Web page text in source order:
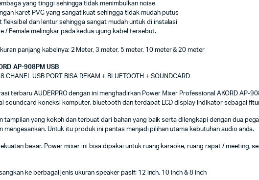
yang tinggi sehingga tidak menimbulkan noise
karet PVC yang sangat kuat sehingga tidak mudah putus
fleksibel dan lentur sehingga sangat mudah untuk di instalasi
/ Female melingkar pada kedua ujung kabel tersebut.
panjang kabelnya: 2 Meter, 3 meter, 5 meter, 10 meter & 20 meter
AP-908PM USB
CHANEL USB PORT BISA REKAM + BLUETOOTH + SOUNDCARD
terbaru AUDERPRO dengan ini menghadirkan Power Mixer Professional AKORD AP-
soundcard koneksi komputer, bluetooth dan terdapat LCD display indikator sebagai
tampilan yang kokoh dan terbuat dari bahan yang baik serta dilengkapi dengan dua
mengesankan. Untuk itu produk ini pantas menjadi pilihan utama kebutuhan audio anda.
besar. Power mixer ini bisa dipakai untuk ruang karaoke, ruang rapat / meeting,
ke berbagai jenis ukuran speaker pasif: 12 inch, 10 inch & 8 inch